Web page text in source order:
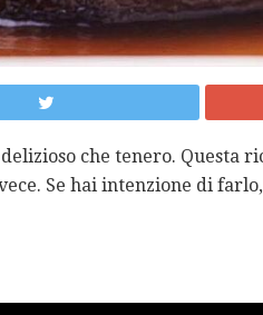
delizioso che tenero. Questa
Se hai intenzione di